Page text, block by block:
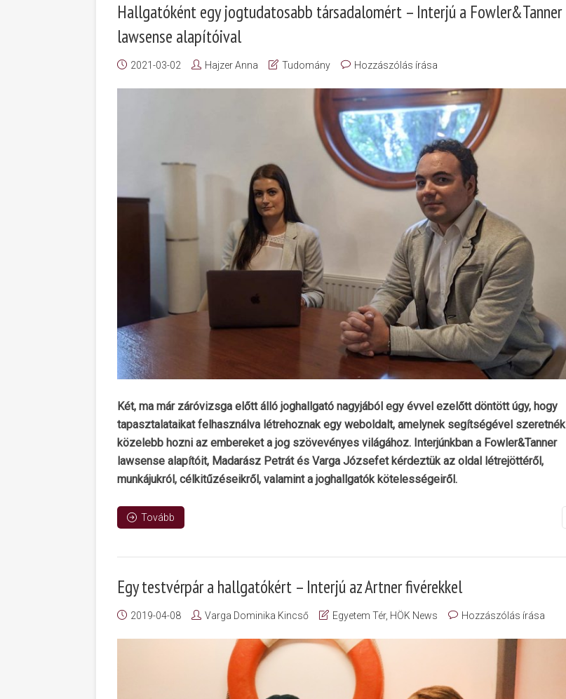
Hallgatóként egy jogtudatosabb társadalomért – Interjú a Fowler&Tanner
lawsense alapítóival
2021-03-02 Hajzer Anna Tudomány Hozzászólás írása
Két, ma már záróvizsga előtt álló joghallgató nagyjából egy évvel ezelőtt döntött úgy, hogy
tapasztalataikat felhasználva létrehoznak egy weboldalt, amelynek segítségével szeretnék
közelebb hozni az embereket a jog szövevényes világához. Interjúnkban a Fowler&Tanner
lawsense alapítóit, Madarász Petrát és Varga Józsefet kérdeztük az oldal létrejöttéről,
munkájukról, célkitűzéseikről, valamint a joghallgatók kötelességeiről.
Tovább
Egy testvérpár a hallgatókért – Interjú az Artner fivérekkel
2019-04-08 Varga Dominika Kincső Egyetem Tér, HÖK News Hozzászólás írása